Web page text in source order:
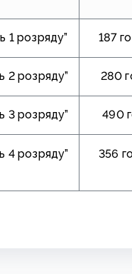
1 розряду”
2 розряду”
3 розряду”
4 розряду”
187
280
490
356